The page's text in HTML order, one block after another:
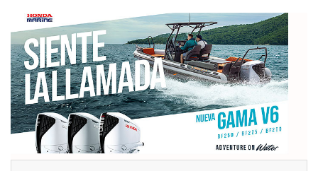
Dossier
Consultas a bordo
Enlaces de interés
Competicion
Travesias